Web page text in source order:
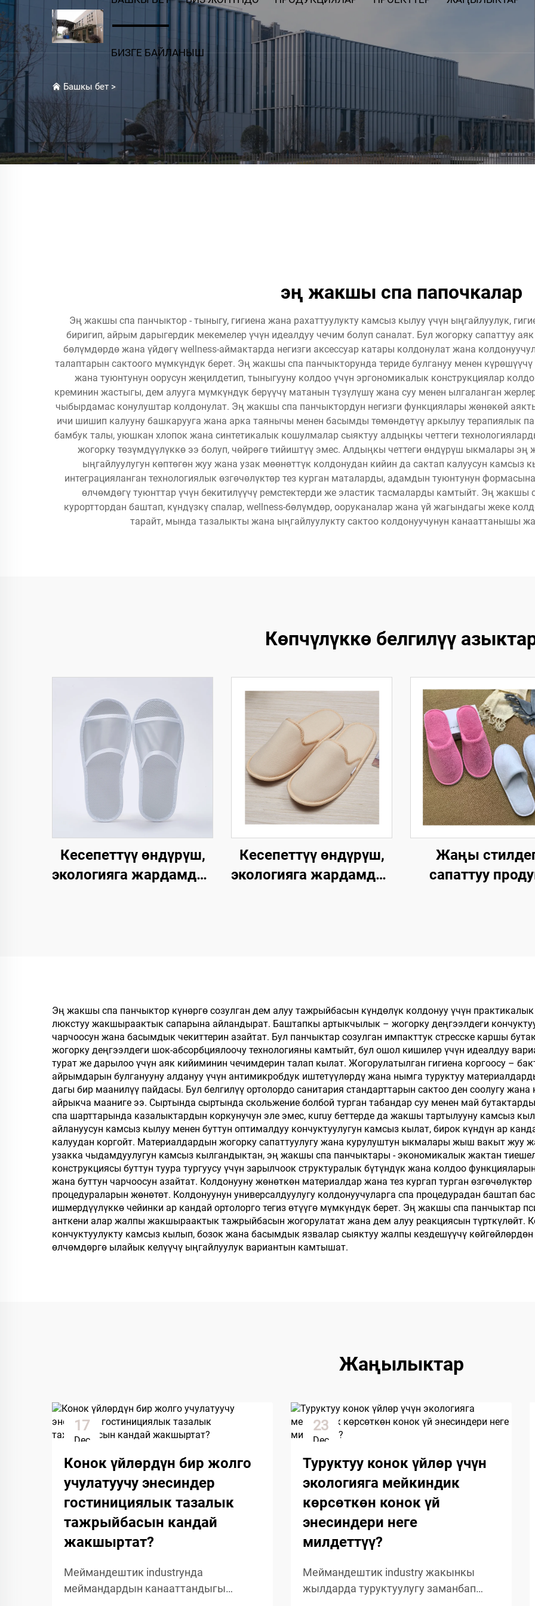
БИЗГЕ БАЙЛАНЫШ
Башкы бет >
эң жакшы спа папочкалар
Эң жакшы спа панчыктор - тыныгу, гигиена жана рахаттуулукту камсыз кылуу үчүн ыңгайлуулук,
биригип, айрым дарыгердик мекемелер үчүн идеалдуу чечим болуп саналат. Бул жогорку сапаттуу
бөлүмдөрдө жана үйдөгү wellness-аймактарда негизги аксессуар катары колдонулат жана
талаптарын сактоого мүмкүндүк берет. Эң жакшы спа панчыкторунда териде булгануу менен
жана туюнтунун оорусун жеңилдетип, тыныгууну колдоо үчүн эргономикалык конструкциялар
креминин жастыгы, дем алууга мүмкүндүк берүүчү матанын түзүлүшү жана суу менен ылгаланган
чыбырдамас конулуштар колдонулат. Эң жакшы спа панчыктордун негизги функциялары жөнөкөй
ичи шишип калууну башкарууга жана арка таянычы менен басымды төмөндөтүү аркылуу терапиялык
бамбук талы, уюшкан хлопок жана синтетикалык кошулмалар сыяктуу алдыңкы четтеги
жогорку төзүмдүүлүккө ээ болуп, чөйрөгө тийиштүү эмес. Алдыңкы четтеги өндүрүш ыкмалары
ыңгайлуулугун көптөгөн жуу жана узак мөөнөттүк колдонудан кийин да сактап калуусун камсыз
интеграцияланган технологиялык өзгөчөлүктөр тез курган маталарды, адамдын туюнтунун
өлчөмдөгү туюнттар үчүн бекитилүүчү ремстектерди же эластик тасмаларды камтыйт. Эң
курорттордан баштап, күндүзкү спалар, wellness-бөлүмдөр, ооруканалар жана үй жагындагы жеке
тарайт, мында тазалыкты жана ыңгайлуулукту сактоо колдонуучунун канааттанышы
Көпчүлүккө белгилүү
Кесепеттүү өндүрүш,
экологияга жардамдуу,
Кесепеттүү өндүрүш,
экологияга жардамдуу,
авиакомпаниялар үчүн
Жаңы
сапаттуу
Эң жакшы спа панчыктор күнөргө созулган дем алуу тажрыйбасын күндөлүк колдонуу үчүн
люкстуу жакшыраактык сапарына айландырат. Баштапкы артыкчылык – жогорку деңгээлдеги
чарчоосун жана басымдык чекиттерин азайтат. Бул панчыктар созулган импакттук стресске каршы
жогорку деңгээлдеги шок-абсорбциялоочу технологияны камтыйт, бул ошол кишилер үчүн идеалдуу
турат же дарылоо үчүн аяк кийиминин чечимдерин талап кылат. Жогорулатылган гигиена коргоосу –
айрымдарын булганууну алдануу үчүн антимикробдук иштетүүлөрдү жана нымга туруктуу
дагы бир маанилүү пайдасы. Бул белгилүү ортолордо санитария стандарттарын сактоо ден соолугу жана
айрыкча мааниге ээ. Сыртында сыртында скольжение болбой турган табандар суу менен май
спа шарттарында казалыктардын коркунучун эле эмес, кuruу беттерде да жакшы тартылууну камсыз
айлануусун камсыз кылуу менен буттун оптималдуу кончуктуулугун камсыз кылат, бирок күндүн ар
калуудан коргойт. Материалдардын жогорку сапаттуулугу жана курулуштун ыкмалары жыш вакыт жуу
узакка чыдамдуулугун камсыз кылгандыктан, эң жакшы спа панчыктары - экономикалык жактан
конструкциясы буттун туура тургуусу үчүн зарылчоок структуралык бүтүндүк жана колдоо
жана буттун чарчоосун азайтат. Колдонууну жөнөткөн материалдар жана тез кургап турган
процедураларын жөнөтөт. Колдонуунун универсалдуулугу колдонуучуларга спа процедурадан баштап
ишмердүүлүккө чейинки ар кандай ортолорго тегиз өтүүгө мүмкүндүк берет. Эң жакшы спа панчыктар
анткени алар жалпы жакшыраактык тажрыйбасын жогорулатат жана дем алуу реакциясын түрткүлөйт.
кончуктуулукту камсыз кылып, бозок жана басымдык язвалар сыяктуу жалпы кездешүүчү
өлчөмдөргө ылайык келүүчү ыңгайлуулук вариантын камтышат.
Жаңылыктар
17
Dec
Конок үйлөрдүн бир жолго
учулатуучу энесиндер
гостинициялык тазалык
тажрыйбасын кандай
жакшыртат?
Меймандештик industryнда
меймандардын канааттандыгы
23
Dec
Туруктуу конок үйлөр үчүн
экологияга мейкиндик
көрсөткөн конок үй
энесиндери неге
милдеттүү?
Меймандештик industry жакынкы
жылдарда туруктуулугу заманбап